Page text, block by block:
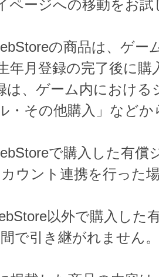
ページへの移動をお
の商品は、ゲー
年月登録の完了後に購
は、ゲーム内における
・その他購入」などか
で購入した有償
ウント連携を行った
以外で購入した
で引き継がれません。